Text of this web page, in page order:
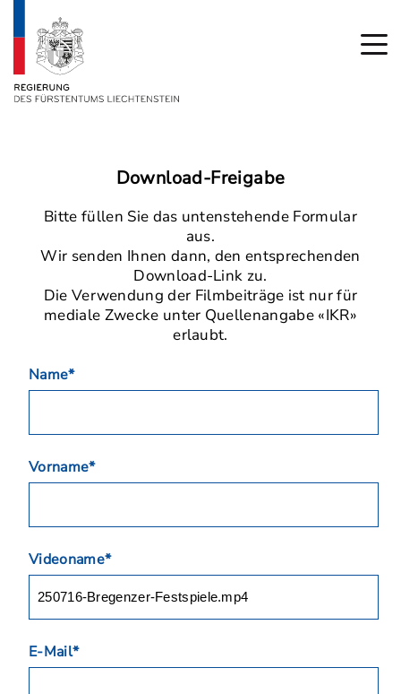
Download-Freigabe
Bitte füllen Sie das untenstehende Formular
aus.
Wir senden Ihnen dann, den entsprechenden
Download-Link zu.
Die Verwendung der Filmbeiträge ist nur für
mediale Zwecke unter Quellenangabe «IKR»
erlaubt.
Name*
Vorname*
Videoname*
E-Mail*